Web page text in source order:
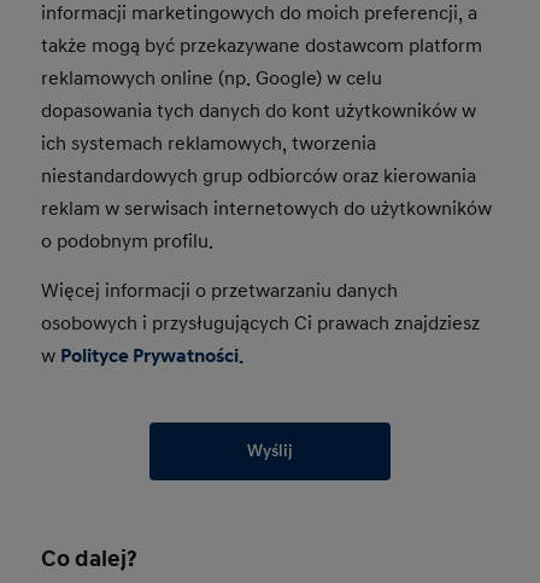
informacji marketingowych do moich preferencji, a
także mogą być przekazywane dostawcom platform
reklamowych online (np. Google) w celu
dopasowania tych danych do kont użytkowników w
ich systemach reklamowych, tworzenia
niestandardowych grup odbiorców oraz kierowania
reklam w serwisach internetowych do użytkowników
o podobnym profilu.
Więcej informacji o przetwarzaniu danych
osobowych i przysługujących Ci prawach znajdziesz
w Polityce Prywatności.
Wyślij
Co dalej?